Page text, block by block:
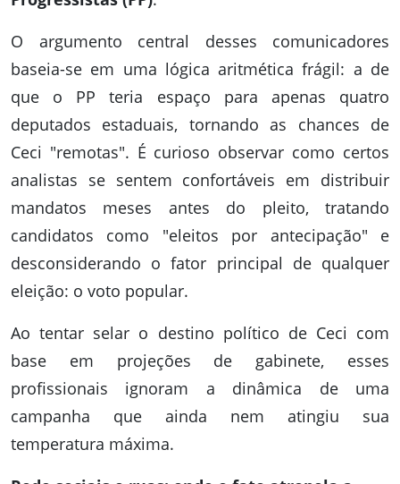
O argumento central desses comunicadores
baseia-se em uma lógica aritmética frágil: a de
que o PP teria espaço para apenas quatro
deputados estaduais, tornando as chances de
Ceci "remotas". É curioso observar como certos
analistas se sentem confortáveis em distribuir
mandatos meses antes do pleito, tratando
candidatos como "eleitos por antecipação" e
desconsiderando o fator principal de qualquer
eleição: o voto popular.
Ao tentar selar o destino político de Ceci com
base em projeções de gabinete, esses
profissionais ignoram a dinâmica de uma
campanha que ainda nem atingiu sua
temperatura máxima.